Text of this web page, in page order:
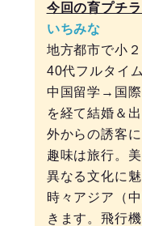
今回の育プチ
いちみな
地方都市で小
40代フルタイ
中国留学→国際
を経て結婚＆
外からの誘客
趣味は旅行。
異なる文化に
時々アジア（
きます。飛行